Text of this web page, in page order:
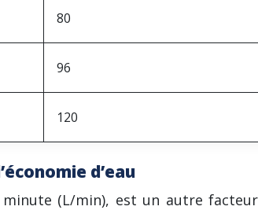
80
96
120
d’eau
(L/min), est un autre